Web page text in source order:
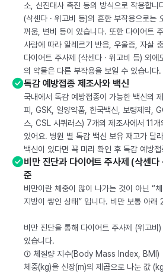
소, 신진대사 촉진 등의 방식으로 작용합니
(삭센다 · 위고비 등)의 흔한 부작용으로는
꺼움, 변비 등이 있습니다. 또한 다이어트
사람에 따라 알레르기 반응, 우울증, 자살
다이어트 주사제 (삭센다 · 위고비 등) 외
의 약물은 다른 부작용을 보일 수 있습니다.
독감 예방접종 제조사와 백신
국내에서 독감 예방접종이 가능한 백신의
피, GSK, 일양약품, 한국백신, 보령제약,
스, CSL 시퀴러스) 7개의 제조사에서 11
있어요. 병원 별 독감 백신 보유 재고가 달
백신이 있다면 꼭 미리 확인 후 독감 예방
비만 진단과 다이어트 주사제 (삭센다
준
비만이란 체중이 많이 나가는 것이 아닌 “
지방이 쌓인 상태” 입니다. 비만 보통 아래
비만 진단을 통해 다이어트 주사제 (위고
있습니다.
① 체질량 지수(Body Mass Index, BMI)
체중(kg)을 신장(m)의 제곱으로 나눈 값